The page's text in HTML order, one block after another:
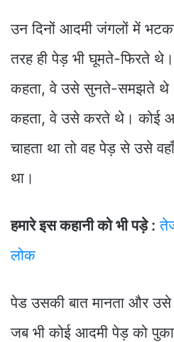
उन दिनों आदमी जंगलों में
तरह ही पेड़ भी घूमते-फिरते
कहता, वे उसे सुनते-समझते
कहता, वे उसे करते थे। कोई
चाहता था तो वह पेड़ से उसे
था।
हमारे इस कहानी को भी पड़े :
लोक
पेड उसकी बात मानता और
जब भी कोई आदमी पेड़ को